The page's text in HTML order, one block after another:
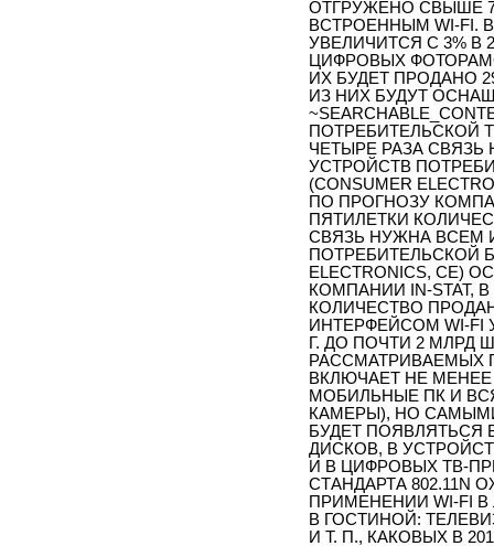
ОТГРУЖЕНО СВЫШЕ
ВСТРОЕННЫМ WI-FI.
УВЕЛИЧИТСЯ С 3% В
ЦИФРОВЫХ
ИХ БУДЕТ ПРОДАНО
ИЗ НИХ БУДУТ
ПОТРЕБИТЕЛЬСКОЙ
ЧЕТЫРЕ РАЗА
УСТРОЙСТВ
(CONSUMER
ПО ПРОГНОЗУ
ПЯТИЛЕТКИ
СВЯЗЬ НУЖНА ВСЕМ
ПОТРЕБИТЕЛЬСКОЙ
ELECTRONICS,
КОМПАНИИ IN-STAT,
КОЛИЧЕСТВО
ИНТЕРФЕЙСОМ WI-FI
Г. ДО ПОЧТИ 2 МЛРД
РАССМАТРИВАЕМЫХ
ВКЛЮЧАЕТ НЕ МЕНЕЕ
МОБИЛЬНЫЕ ПК И
КАМЕРЫ), НО
БУДЕТ ПОЯВЛЯТЬСЯ
ДИСКОВ, В
И В ЦИФРОВЫХ ТВ-
СТАНДАРТА
ПРИМЕНЕНИИ WI-FI
В ГОСТИНОЙ:
И Т. П., КАКОВЫХ В